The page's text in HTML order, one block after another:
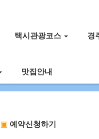
택시관광코스 경
맛집안내
▣ 예약신청하기